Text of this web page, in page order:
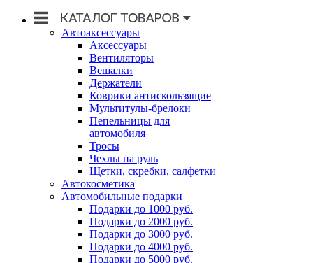
Автоаксессуары
Аксессуары
Вентиляторы
Вешалки
Держатели
Коврики антискользящие
Мультитулы-брелоки
Пепельницы для
автомобиля
Тросы
Чехлы на руль
Щетки, скребки, салфетки
Автокосметика
Автомобильные подарки
Подарки до 1000 руб.
Подарки до 2000 руб.
Подарки до 3000 руб.
Подарки до 4000 руб.
Подарки до 5000 руб.